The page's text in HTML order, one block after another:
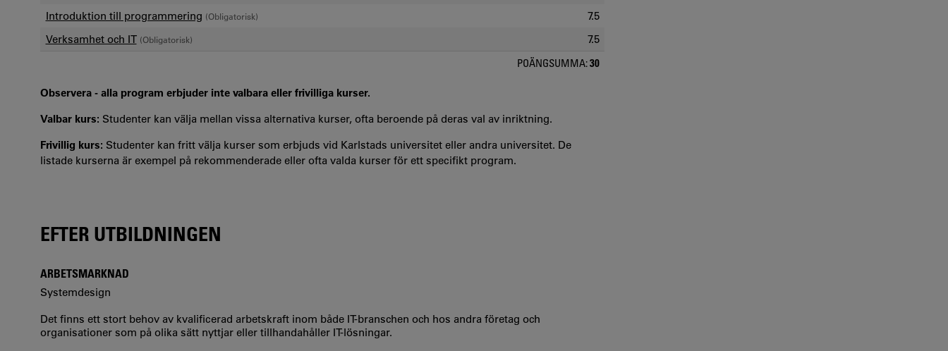
Introduktion till programmering (Obligatorisk)
7.5
Verksamhet och IT (Obligatorisk) 7.5
POÄNGSUMMA:30
Observera - alla program erbjuder inte valbara eller frivilliga kurser.
Valbar kurs: Studenter kan välja mellan vissa alternativa kurser, ofta beroende på deras val av inriktning.
Frivillig kurs: Studenter kan fritt välja kurser som erbjuds vid Karlstads universitet eller andra universitet. De
listade kurserna är exempel på rekommenderade eller ofta valda kurser för ett specifikt program.
EFTER UTBILDNINGEN
ARBETSMARKNAD
Systemdesign
Det finns ett stort behov av kvalificerad arbetskraft inom både IT-branschen och hos andra företag och
organisationer som på olika sätt nyttjar eller tillhandahåller IT-lösningar.